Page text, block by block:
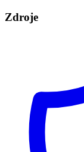
Zdroje